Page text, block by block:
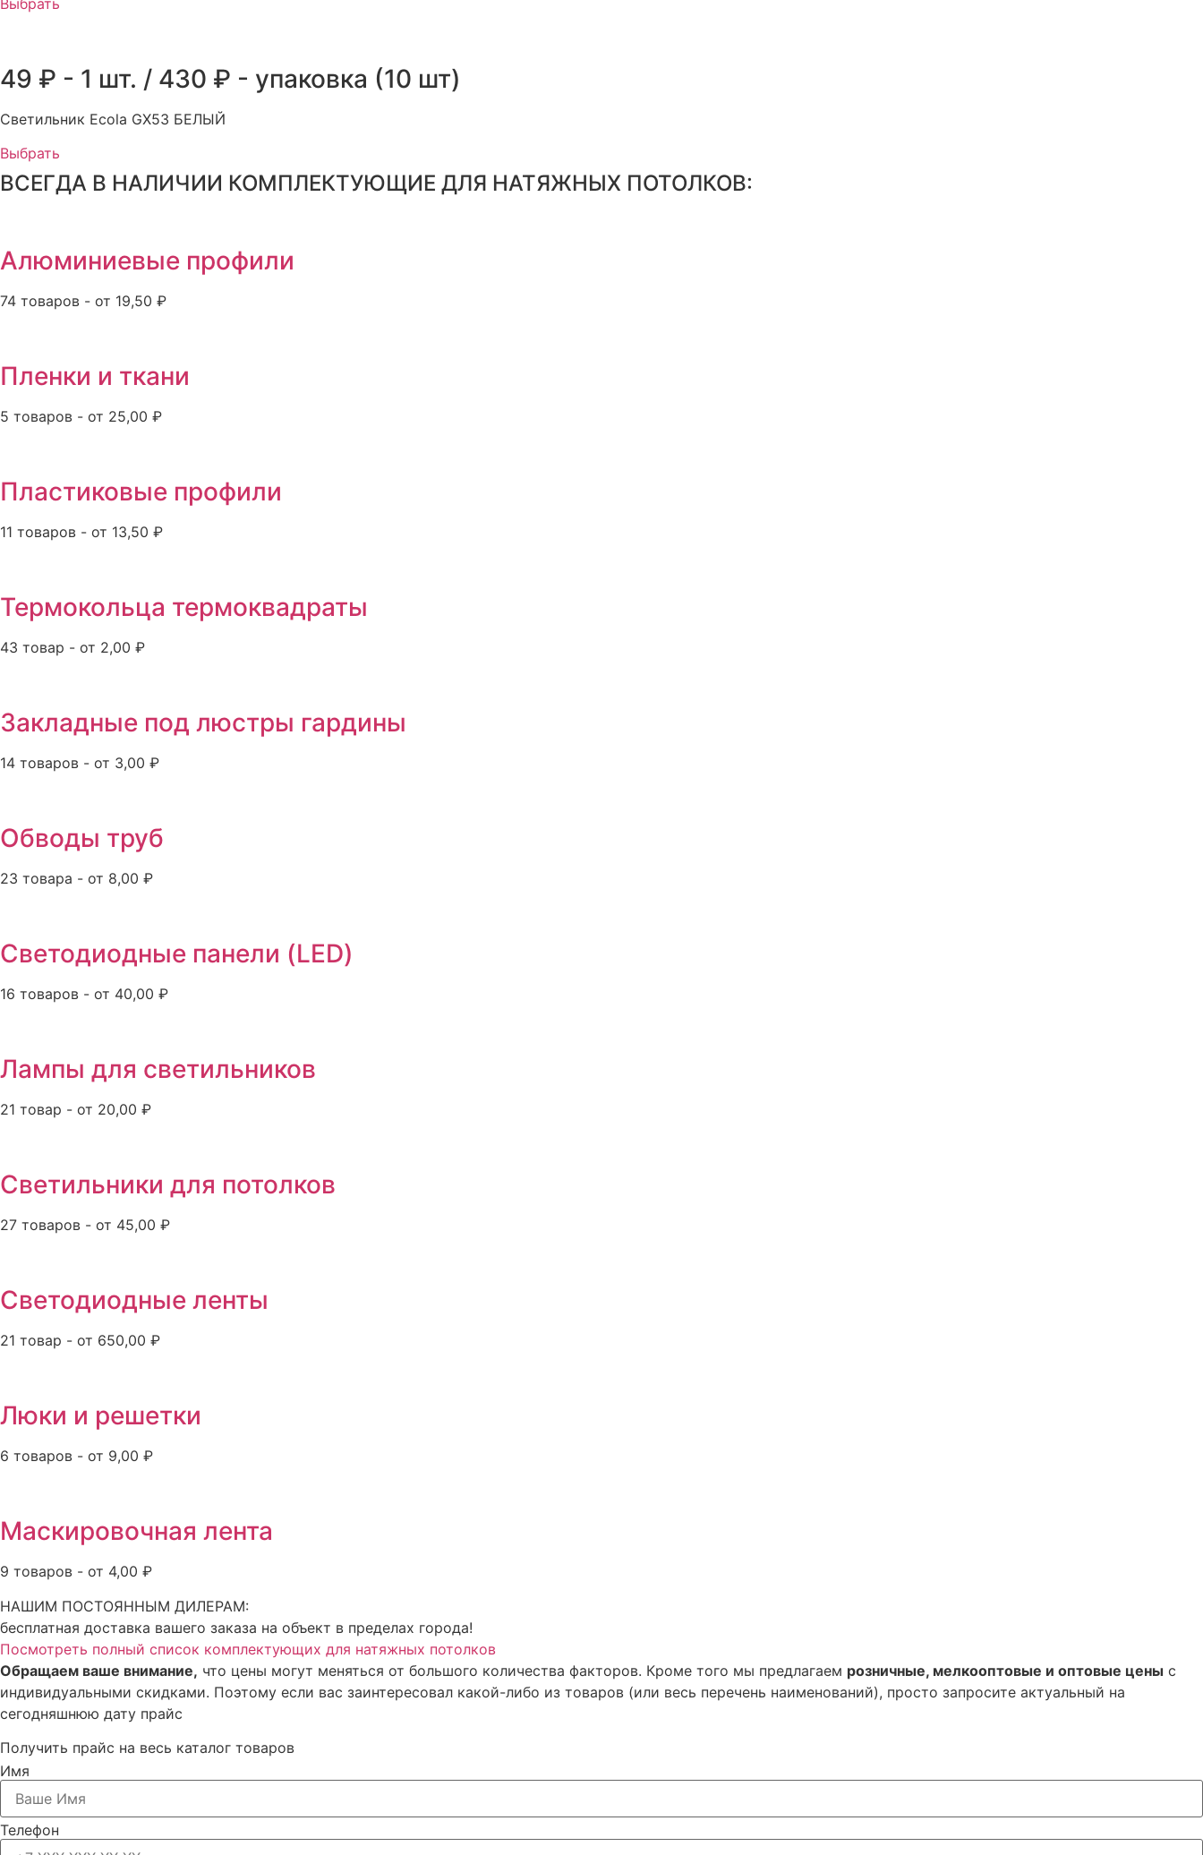
49 ₽ - 1 шт. / 430 ₽ - упаковка (10 шт)
Светильник Ecola GX53 БЕЛЫЙ
Выбрать
ВСЕГДА В НАЛИЧИИ КОМПЛЕКТУЮЩИЕ ДЛЯ НАТЯЖНЫХ ПОТОЛКОВ:
Алюминиевые профили
74 товаров - от 19,50 ₽
Пленки и ткани
5 товаров - от 25,00 ₽
Пластиковые профили
11 товаров - от 13,50 ₽
Термокольца термоквадраты
43 товар - от 2,00 ₽
Закладные под люстры гардины
14 товаров - от 3,00 ₽
Обводы труб
23 товара - от 8,00 ₽
Светодиодные панели (LED)
16 товаров - от 40,00 ₽
Лампы для светильников
21 товар - от 20,00 ₽
Светильники для потолков
27 товаров - от 45,00 ₽
Светодиодные ленты
21 товар - от 650,00 ₽
Люки и решетки
6 товаров - от 9,00 ₽
Маскировочная лента
9 товаров - от 4,00 ₽
НАШИМ ПОСТОЯННЫМ ДИЛЕРАМ:
бесплатная доставка вашего заказа на объект в пределах города!
Посмотреть полный список комплектующих для натяжных потолков
Обращаем ваше внимание, что цены могут меняться от большого количества факторов. Кроме того мы предлагаем розничные, мелкооптовые и оптовые цены с
индивидуальными скидками. Поэтому если вас заинтересовал какой-либо из товаров (или весь перечень наименований), просто запросите актуальный на
сегодняшнюю дату прайс
Получить прайс на весь каталог товаров
Имя
Телефон